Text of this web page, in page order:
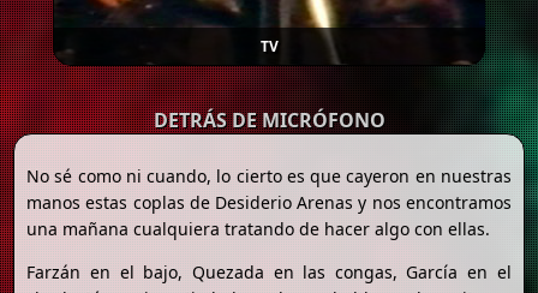
TV
DETRÁS DE MICRÓFONO
No sé como ni cuando, lo cierto es que cayeron en nuestras
manos estas coplas de Desiderio Arenas y nos encontramos
una mañana cualquiera tratando de hacer algo con ellas.
Farzán en el bajo, Quezada en las congas, García en el